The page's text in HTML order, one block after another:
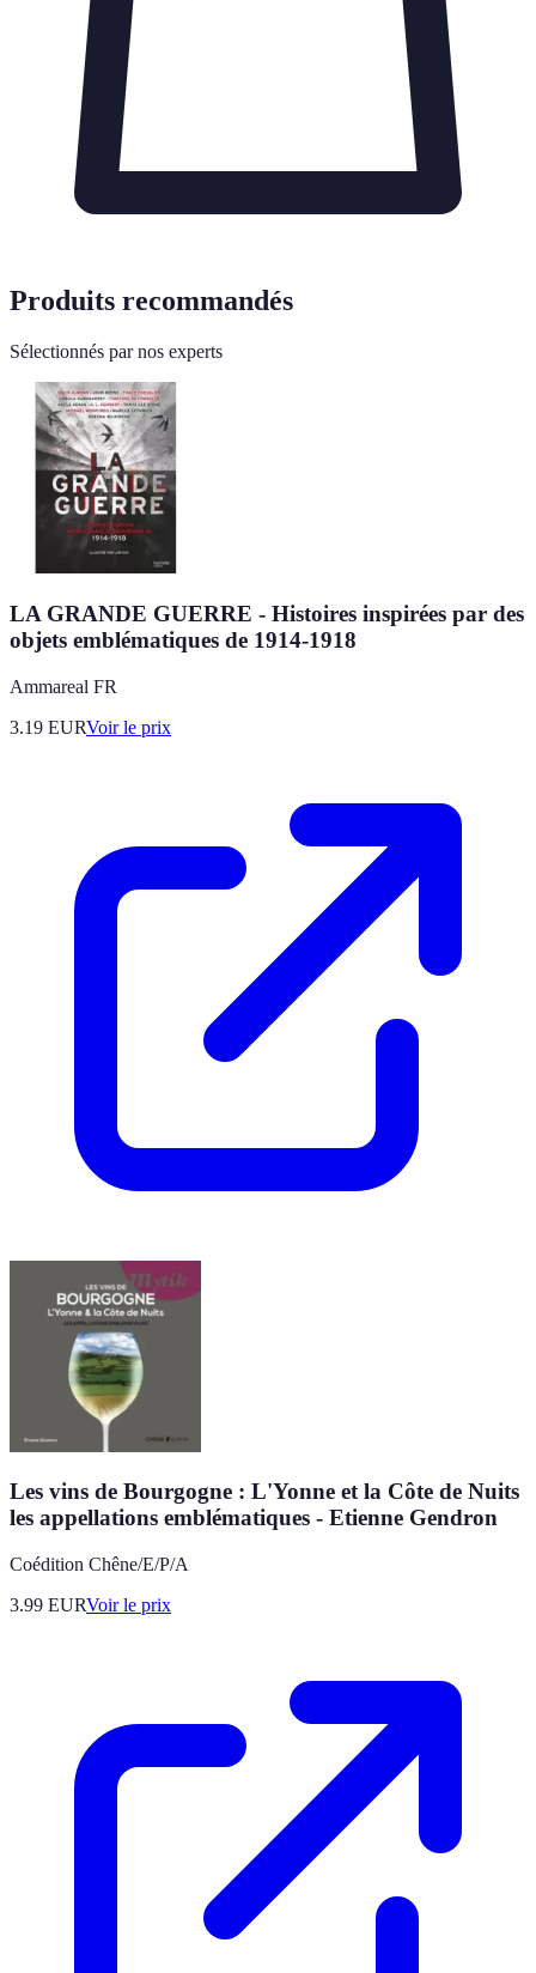
Produits recommandés
Sélectionnés par nos experts
LA GRANDE GUERRE - Histoires inspirées par des
objets emblématiques de 1914-1918
Ammareal FR
3.19 EURVoir le prix
Les vins de Bourgogne : L'Yonne et la Côte de Nuits
les appellations emblématiques - Etienne Gendron
Coédition Chêne/E/P/A
3.99 EURVoir le prix